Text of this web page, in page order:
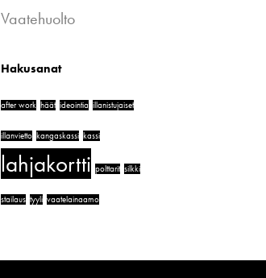
Vaatehuolto
Hakusanat
after work häät ideointia illanistujaiset
illanvietto kangaskassi kassi
lahjakortti polttarit silkki
stailaus tyyli vaatelainaamo